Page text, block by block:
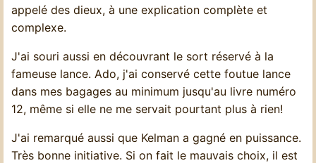
appelé des dieux, à une explication complète et
complexe.
J'ai souri aussi en découvrant le sort réservé à la
fameuse lance. Ado, j'ai conservé cette foutue lance
dans mes bagages au minimum jusqu'au livre numéro
12, même si elle ne me servait pourtant plus à rien!
J'ai remarqué aussi que Kelman a gagné en puissance.
Très bonne initiative. Si on fait le mauvais choix, il est